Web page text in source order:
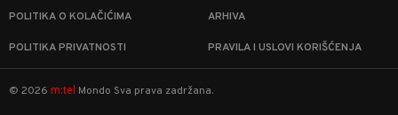
POLITIKA O KOLAČIĆIMA ARHIVA
POLITIKA PRIVATNOSTI PRAVILA I USLOVI KORIŠĆENJA
© 2026 m:tel Mondo Sva prava zadržana.